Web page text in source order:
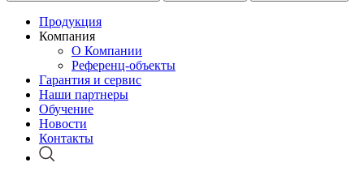
Продукция
Компания
О Компании
Референц-объекты
Гарантия и сервис
Наши партнеры
Обучение
Новости
Контакты